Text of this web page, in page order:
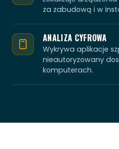
za zabudową i w
ANALIZA CYFROWA
Wykrywa aplikacje
nieautoryzowany
komputerach.